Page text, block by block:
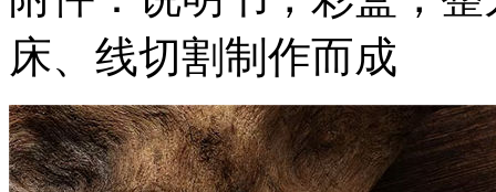
床、线切割制作而成